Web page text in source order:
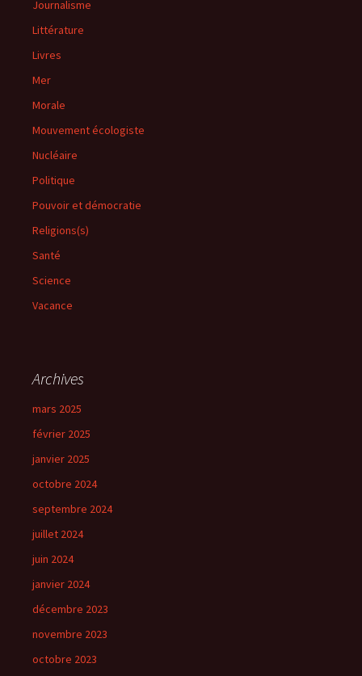
Journalisme
Littérature
Livres
Mer
Morale
Mouvement écologiste
Nucléaire
Politique
Pouvoir et démocratie
Religions(s)
Santé
Science
Vacance
Archives
mars 2025
février 2025
janvier 2025
octobre 2024
septembre 2024
juillet 2024
juin 2024
janvier 2024
décembre 2023
novembre 2023
octobre 2023